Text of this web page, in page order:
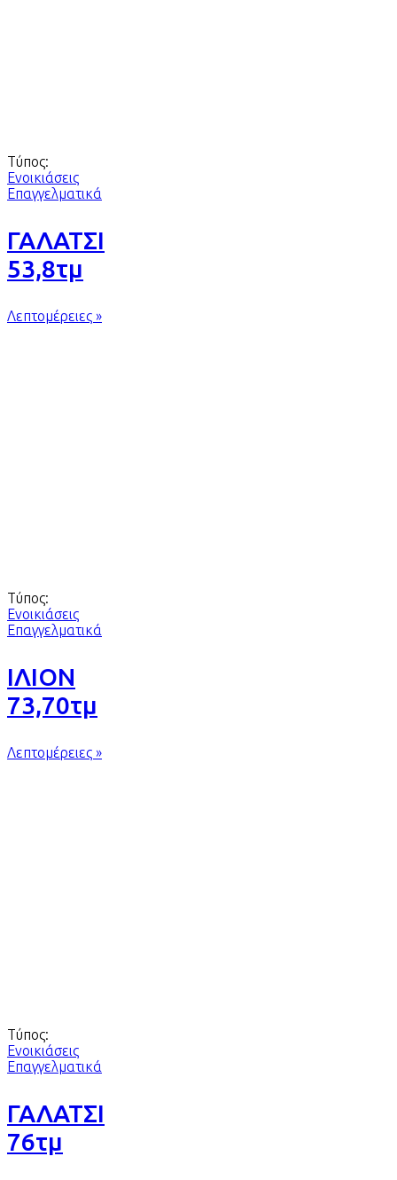
Τύπος:
Ενοικιάσεις
Επαγγελματικά
ΓΑΛΑΤΣΙ
53,8τμ
Λεπτομέρειες »
Τύπος:
Ενοικιάσεις
Επαγγελματικά
ΙΛΙΟΝ
73,70τμ
Λεπτομέρειες »
Τύπος:
Ενοικιάσεις
Επαγγελματικά
ΓΑΛΑΤΣΙ
76τμ